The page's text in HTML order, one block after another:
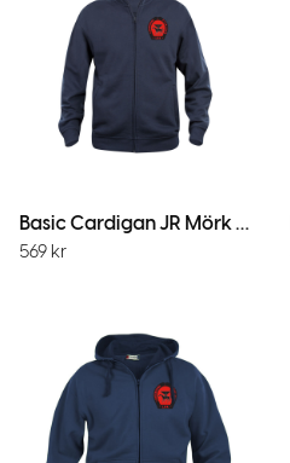
Basic Cardigan JR Mörk Marin
569 kr